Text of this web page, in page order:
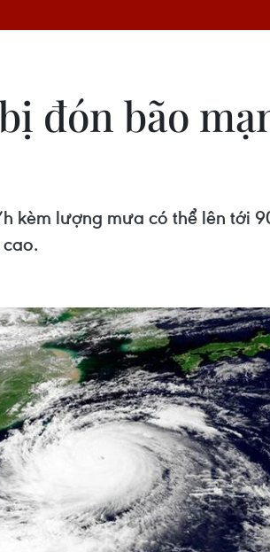
đón bão
kèm lượng mưa có thể lên tới